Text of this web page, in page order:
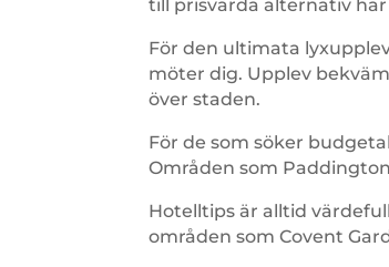
till prisvärda alternativ
För den ultimata
möter dig. Upplev
över staden.
För de som söker
Områden som
Hotelltips är alltid
områden som Covent